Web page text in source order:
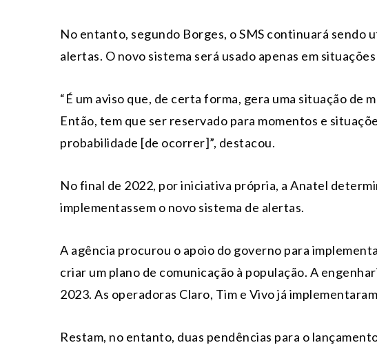
No entanto, segundo Borges, o SMS continuará sendo
alertas. O novo sistema será usado apenas em
“É um aviso que, de certa forma, gera uma situação de
Então, tem que ser reservado para momentos e
probabilidade [de ocorrer]”, destacou.
No final de 2022, por iniciativa própria, a Anatel
implementassem o novo sistema de alertas.
A agência procurou o apoio do governo para
criar um plano de comunicação à população. A
2023. As operadoras Claro, Tim e Vivo já
Restam, no entanto, duas pendências para o